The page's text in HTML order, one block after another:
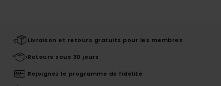
Livraison et retours gratuits pour les membres
Retours sous 30 jours
Rejoignez le programme de fidélité